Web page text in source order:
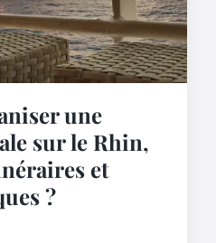
une
sur le Rhin,
et
?